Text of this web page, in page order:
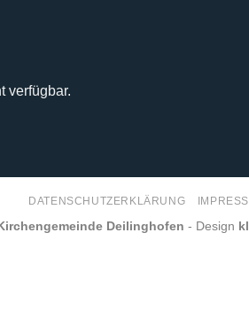
verfügbar.
DATENSCHUTZERKLÄRUNG
Deilinghofen - Design